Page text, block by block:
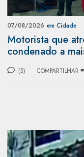
07/08/2026 em Cidade
Motorista que
condenado a
(5) COMPARTILHAR